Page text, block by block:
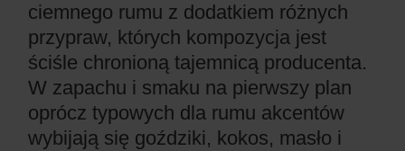
ciemnego rumu z dodatkiem różnych
przypraw, których kompozycja jest
ściśle chronioną tajemnicą producenta.
W zapachu i smaku na pierwszy plan
oprócz typowych dla rumu akcentów
wybijają się goździki, kokos, masło i